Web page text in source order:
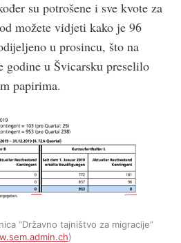
su potrošene i sve kvote za
možete vidjeti kako je 96
u prosincu, što na
godine u Švicarsku preselilo
papirima.
“Državno tajništvo za migracije”
)